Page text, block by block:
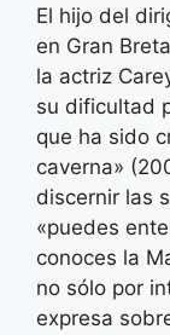
El hijo del
en Gran
la actriz
su dificultad
que ha sido
caverna»
discernir las
«puedes
conoces la
no sólo por
expresa